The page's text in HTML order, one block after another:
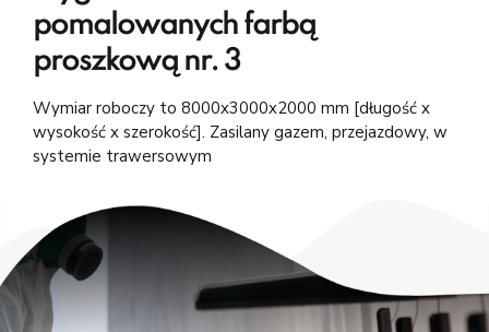
pomalowanych farbą
proszkową nr. 3
Wymiar roboczy to 8000x3000x2000 mm [długość x
wysokość x szerokość]. Zasilany gazem, przejazdowy, w
systemie trawersowym